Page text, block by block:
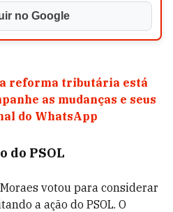
no Google
reforma tributária está
as mudanças e seus
do WhatsApp
do PSOL
votou para considerar
a ação do PSOL. O